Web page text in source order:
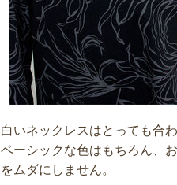
白いネックレスはとっても合
ベーシックな色はもちろん、
をムダにしません。